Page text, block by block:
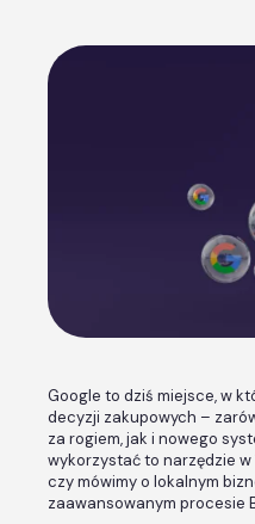
Google to dziś miejsce, w
decyzji zakupowych –
za rogiem, jak i nowego
wykorzystać to narzędzie
czy mówimy o lokalnym
zaawansowanym procesie